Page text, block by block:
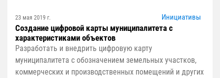
23 мая 2019 г. Инициативы
Создание цифровой карты муниципалитета с
характеристиками объектов
Разработать и внедрить цифровую карту
муниципалитета с обозначением земельных участков,
коммерческих и производственных помещений и других